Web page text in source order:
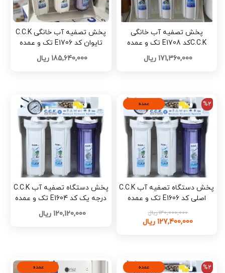
پخش تصفیه آب خانگی
C.C.Kکد E1708 تک و عمده
171,360,000 ریال
پخش تصفیه آب خانگی C.C.K
تایوان کد E1706 تک و عمده
185,640,000 ریال
عمده %2
پخش دستگاه تصفیه آب C.C.K
اصلی کد E1606 تک و عمده
130,000,000 ریال
127,400,000 ریال
پخش دستگاه تصفیه آب C.C.K
درجه یک کد E1604 تک و عمده
120,120,000 ریال
عمده %2 عمده